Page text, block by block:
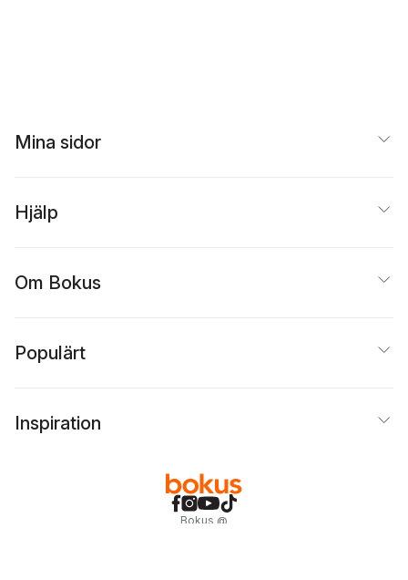
Mina sidor
Hjälp
Om Bokus
Populärt
Inspiration
Bokus @